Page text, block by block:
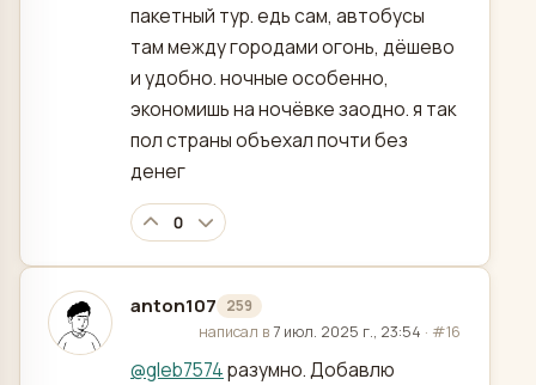
пакетный тур. едь сам, автобусы
там между городами огонь, дёшево
и удобно. ночные особенно,
экономишь на ночёвке заодно. я так
пол страны объехал почти без
денег
0
anton107 259
отредактировано
написал в7 июл. 2025 г., 23:54 · #16
@gleb7574разумно. Добавлю